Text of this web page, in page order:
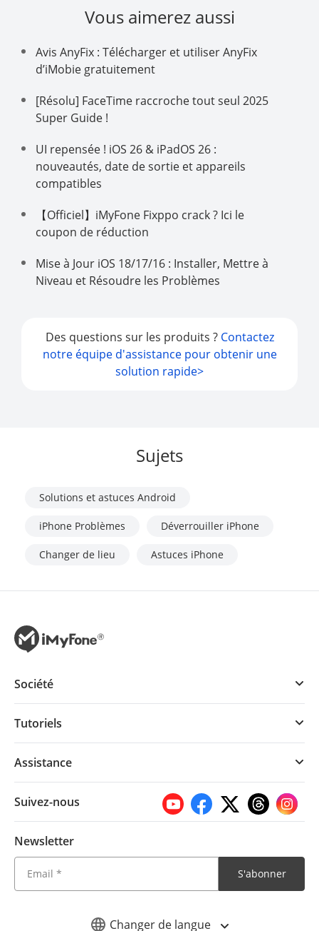
Vous aimerez aussi
Avis AnyFix : Télécharger et utiliser AnyFix
d’iMobie gratuitement
[Résolu] FaceTime raccroche tout seul 2025
Super Guide !
UI repensée ! iOS 26 & iPadOS 26 :
nouveautés, date de sortie et appareils
compatibles
【Officiel】iMyFone Fixppo crack ? Ici le
coupon de réduction
Mise à Jour iOS 18/17/16 : Installer, Mettre à
Niveau et Résoudre les Problèmes
Des questions sur les produits ? Contactez
notre équipe d'assistance pour obtenir une
solution rapide>
Sujets
Solutions et astuces Android
iPhone Problèmes Déverrouiller iPhone
Changer de lieu Astuces iPhone
Changer de langue
Société
Tutoriels
Assistance
Suivez-nous
Newsletter
S'abonner